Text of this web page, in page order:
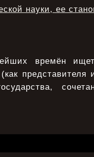
науки, ее
времён
представителя